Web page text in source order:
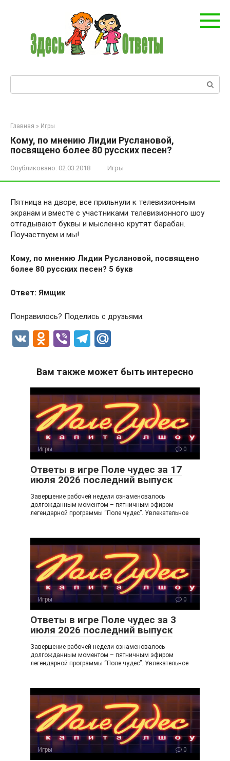
Поиск:
Главная » Игры
Кому, по мнению Лидии Руслановой,
посвящено более 80 русских песен?
Опубликовано: 02.03.2018 Игры
Пятница на дворе, все прильнули к телевизионным
экранам и вместе с участниками телевизионного шоу
отгадывают буквы и мысленно крутят барабан.
Поучаствуем и мы!
Кому, по мнению Лидии Руслановой, посвящено
более 80 русских песен? 5 букв
Ответ: Ямщик
Понравилось? Поделись с друзьями:
V
O
n
o
kl
a
ss
ni
ki
Vi
er
T
e
gr
a
m
.R
u
Вам также может быть интересно
Игры 0
Ответы в игре Поле чудес за 17
июля 2026 последний выпуск
Завершение рабочей недели ознаменовалось
долгожданным моментом – пятничным эфиром
легендарной программы “Поле чудес”. Увлекательное
Игры 0
Ответы в игре Поле чудес за 3
июля 2026 последний выпуск
Завершение рабочей недели ознаменовалось
долгожданным моментом – пятничным эфиром
легендарной программы “Поле чудес”. Увлекательное
Игры 0